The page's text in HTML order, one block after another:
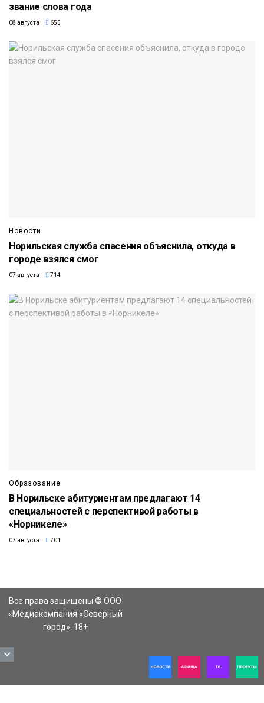
звание слова года
08 августа 655
Новости
Норильская служба спасения объяснила, откуда в
городе взялся смог
07 августа 714
Образование
В Норильске абитуриентам предлагают 14
специальностей с перспективой работы в
«Норникеле»
07 августа 701
Все права защищены © ООО
«Медиакомпания «Северный
город». 18+